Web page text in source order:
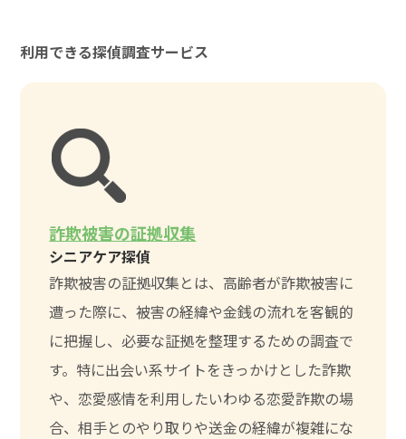
利用できる探偵調査サービス
詐欺被害の証拠収集
シニアケア探偵
詐欺被害の証拠収集とは、高齢者が詐欺被害に
遭った際に、被害の経緯や金銭の流れを客観的
に把握し、必要な証拠を整理するための調査で
す。特に出会い系サイトをきっかけとした詐欺
や、恋愛感情を利用したいわゆる恋愛詐欺の場
合、相手とのやり取りや送金の経緯が複雑にな